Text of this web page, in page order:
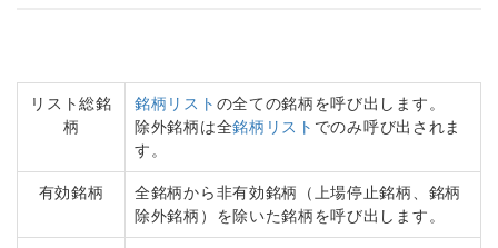
リスト総銘
柄
銘柄リスト の全ての銘柄を呼び出します。
除外銘柄は全銘柄リスト でのみ呼び出されま
す。
有効銘柄
全銘柄から非有効銘柄（上場停止銘柄、銘柄
除外銘柄）を除いた銘柄を呼び出します。